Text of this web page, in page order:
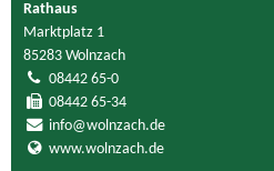
Rathaus
Marktplatz 1
85283 Wolnzach
08442 65-0
08442 65-34
info@wolnzach.de
www.wolnzach.de